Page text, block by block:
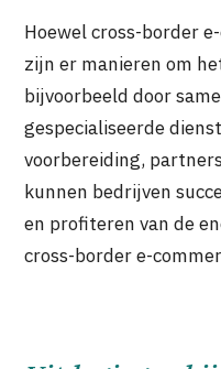
Hoewel cross-border
zijn er manieren om
bijvoorbeeld door
gespecialiseerde
voorbereiding,
kunnen bedrijven
en profiteren van de
cross-border e-